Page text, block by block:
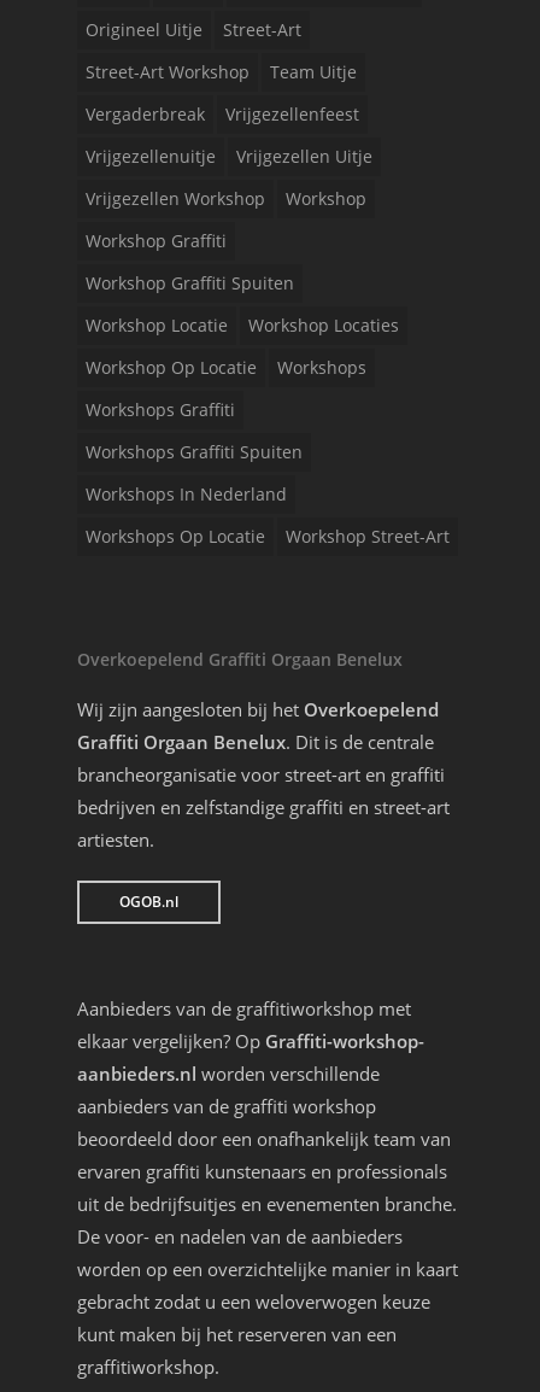
Origineel Uitje
Street-Art
Street-Art Workshop
Team Uitje
Vergaderbreak
Vrijgezellenfeest
Vrijgezellenuitje
Vrijgezellen Uitje
Vrijgezellen Workshop
Workshop
Workshop Graffiti
Workshop Graffiti Spuiten
Workshop Locatie
Workshop Locaties
Workshop Op Locatie
Workshops
Workshops Graffiti
Workshops Graffiti Spuiten
Workshops In Nederland
Workshops Op Locatie
Workshop Street-Art
Overkoepelend Graffiti Orgaan Benelux
Wij zijn aangesloten bij het Overkoepelend
Graffiti Orgaan Benelux. Dit is de centrale
brancheorganisatie voor street-art en graffiti
bedrijven en zelfstandige graffiti en street-art
artiesten.
OGOB.nl
Aanbieders van de graffitiworkshop met
elkaar vergelijken? Op Graffiti-workshop-
aanbieders.nl worden verschillende
aanbieders van de graffiti workshop
beoordeeld door een onafhankelijk team van
ervaren graffiti kunstenaars en professionals
uit de bedrijfsuitjes en evenementen branche.
De voor- en nadelen van de aanbieders
worden op een overzichtelijke manier in kaart
gebracht zodat u een weloverwogen keuze
kunt maken bij het reserveren van een
graffitiworkshop.